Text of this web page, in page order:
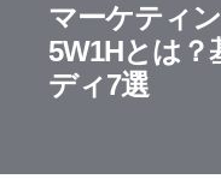
マーケティ
5W1Hとは？
ディ7選